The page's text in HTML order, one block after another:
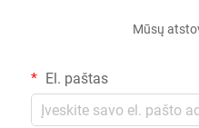
Mūsų
El. paštas